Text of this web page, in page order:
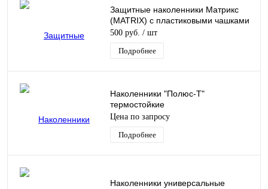
Защитные наколенники Матрикс
(MATRIX) с пластиковыми чашками
500 руб. / шт
Подробнее
Наколенники "Полюс-Т"
термостойкие
Цена по запросу
Подробнее
Наколенники универсальные